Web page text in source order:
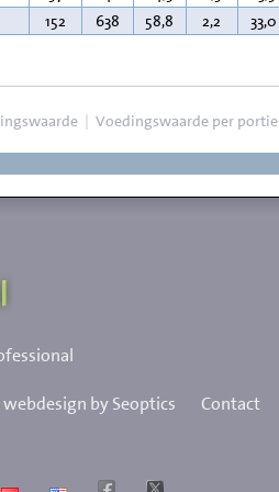
152 638 58,8 2,2 33,0
| Voedingswaarde per portie
by Seoptics
Contact